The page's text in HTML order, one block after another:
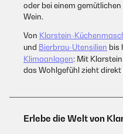
oder bei einem
Wein.
Von Klarstein-
und Bierbrau-Utensilien bis
Klimaanlagen: Mit
das Wohlgefühl zieht direkt